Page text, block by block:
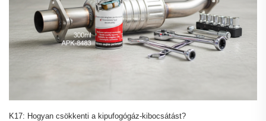
K17: Hogyan csökkenti a kipufogógáz-kibocsátást?